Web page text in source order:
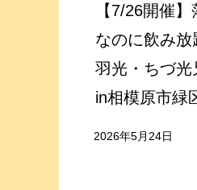
【7/26開催
なのに飲み
羽光・ちづ光
in相模原市緑
2026年5月24日